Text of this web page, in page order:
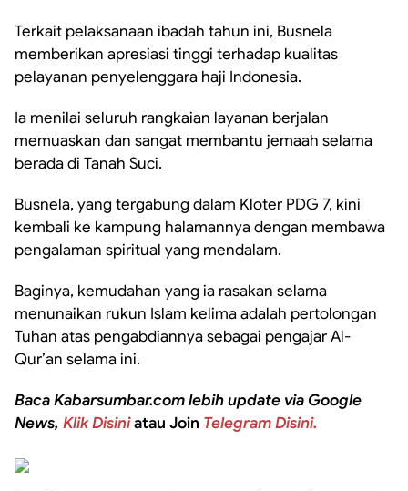
Terkait pelaksanaan ibadah tahun ini, Busnela
memberikan apresiasi tinggi terhadap kualitas
pelayanan penyelenggara haji Indonesia.
Ia menilai seluruh rangkaian layanan berjalan
memuaskan dan sangat membantu jemaah selama
berada di Tanah Suci.
Busnela, yang tergabung dalam Kloter PDG 7, kini
kembali ke kampung halamannya dengan membawa
pengalaman spiritual yang mendalam.
Baginya, kemudahan yang ia rasakan selama
menunaikan rukun Islam kelima adalah pertolongan
Tuhan atas pengabdiannya sebagai pengajar Al-
Qur’an selama ini.
Baca Kabarsumbar.com lebih update via Google
News, Klik Disiniatau Join Telegram Disini.